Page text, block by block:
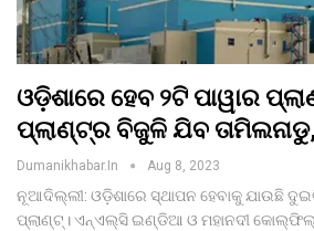
ଓଡ଼ିଶାରେ ହେବ ୨ଟି ପାୱାର
ପ୍ଲାଣ୍ଟ୍‌ର ବିଜୁଳି ଯିବ
Dumanikhabar.in Aug 8, 2023
ନୂଆଦିଲ୍ଲୀ: ଓଡ଼ିଶାରେ ସ୍ଥାପନ ହେବାକୁ ଯାଉଛି
ପ୍ଲାଣ୍ଟ୍‌। ଏନ୍‌ଏଲ୍‌ସି ଇଣ୍ଡିଆ ଓ ମହାନଦୀ